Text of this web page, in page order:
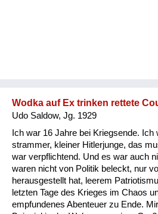
willst, dann musst du arbeiten. Und
Straße kehren oder mit einer
Wodka auf Ex trinken rettete
Udo Saldow, Jg. 1929
Ich war 16 Jahre bei Kriegsende. Ich
strammer, kleiner Hitlerjunge, das
war verpflichtend. Und es war auch
waren nicht von Politik beleckt, nur
herausgestellt hat, leerem
letzten Tage des Krieges im Chaos
empfundenes Abenteuer zu Ende.